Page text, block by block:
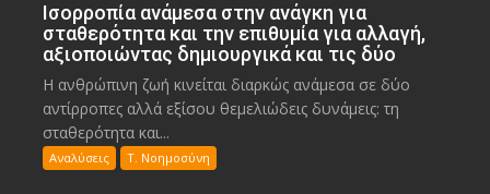
Ισορροπία ανάμεσα στην ανάγκη για
σταθερότητα και την επιθυμία για αλλαγή,
αξιοποιώντας δημιουργικά και τις δύο
Η ανθρώπινη ζωή κινείται διαρκώς ανάμεσα σε δύο
αντίρροπες αλλά εξίσου θεμελιώδεις δυνάμεις: τη
σταθερότητα και...
Αναλύσεις Τ. Νοημοσύνη